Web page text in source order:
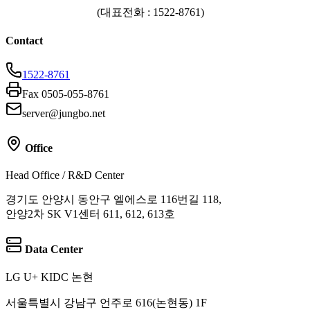
(대표전화 : 1522-8761)
Contact
1522-8761
Fax 0505-055-8761
server@jungbo.net
Office
Head Office / R&D Center
경기도 안양시 동안구 엘에스로 116번길 118,
안양2차 SK V1센터 611, 612, 613호
Data Center
LG U+ KIDC 논현
서울특별시 강남구 언주로 616(논현동) 1F